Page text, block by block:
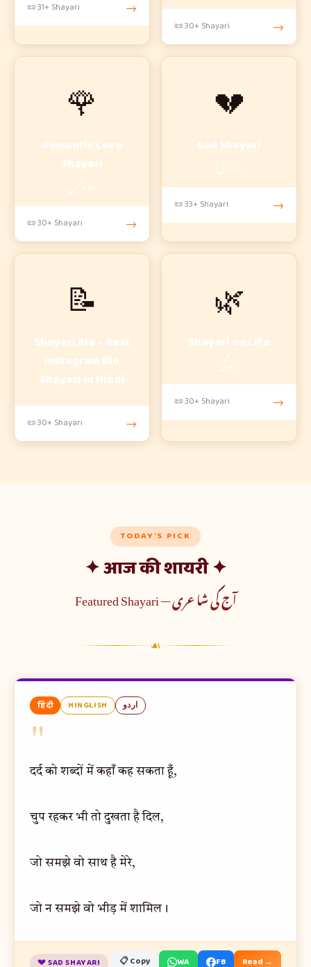
📜 31+ Shayari →
📜 30+ Shayari →
🌹
Romantic Love
Shayari
رومانس
📜 30+ Shayari →
💔
Sad Shayari
📜 33+ Shayari →
📝
Shayari Bio – Best
Instagram Bio
Shayari in Hindi
📜 30+ Shayari →
🌿
Shayari on Life
زندگی
📜 30+ Shayari →
TODAY'S PICK
✦ आज की शायरी ✦
آج کی شاعری — Featured Shayari
☙
हिंदी HINGLISH اردو
"
दर्द को शब्दों में कहाँ कह सकता हूँ,
चुप रहकर भी तो दुखता है दिल,
जो समझे वो साथ है मेरे,
जो न समझे वो भीड़ में शामिल।
💔 SAD SHAYARI 📋 Copy WA FB Read →